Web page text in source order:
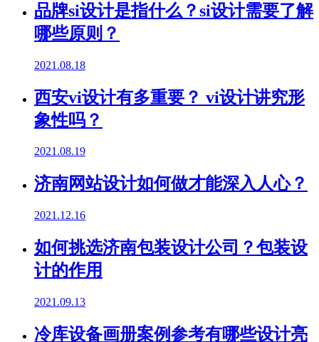
品牌si设计是指什么？si设计需要了解
哪些原则？
2021.08.18
西安vi设计有多重要？ vi设计讲究形
象性吗？
2021.08.19
济南网站设计如何做才能深入人心？
2021.12.16
如何挑选济南包装设计公司？包装设
计的作用
2021.09.13
冷库设备画册案例参考有哪些设计亮